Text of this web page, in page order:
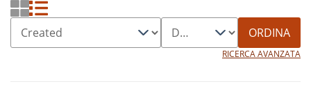
ORDINA
RICERCA AVANZATA